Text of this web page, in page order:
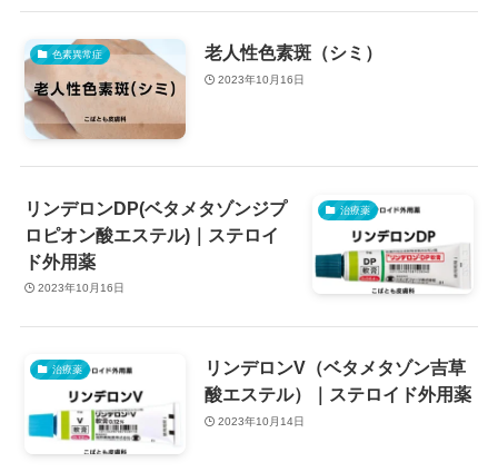
色素異常症 老人性色素斑（シミ）
2023年10月16日
治療薬
リンデロンDP(ベタメタゾンジプ
ロピオン酸エステル)｜ステロイ
ド外用薬
2023年10月16日
治療薬
リンデロンV（ベタメタゾン吉草
酸エステル）｜ステロイド外用薬
2023年10月14日